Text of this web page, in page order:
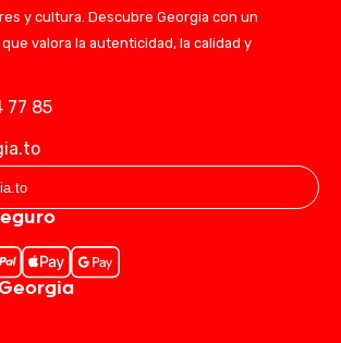
y cultura. Descubre Georgia con un
valora la autenticidad, la calidad y
77 85